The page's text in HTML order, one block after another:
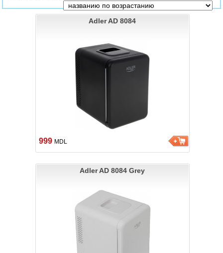
Adler AD 8084
999 MDL
Adler AD 8084 Grey